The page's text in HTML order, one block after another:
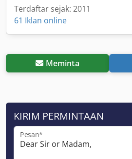
Terdaftar sejak: 2011
61 Iklan online
Meminta
KIRIM PERMINTAAN
Pesan*